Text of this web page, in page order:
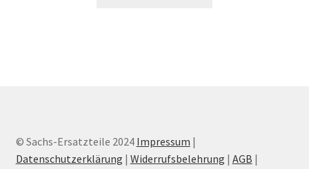
© Sachs-Ersatzteile 2024 Impressum |
Datenschutzerklärung | Widerrufsbelehrung | AGB |